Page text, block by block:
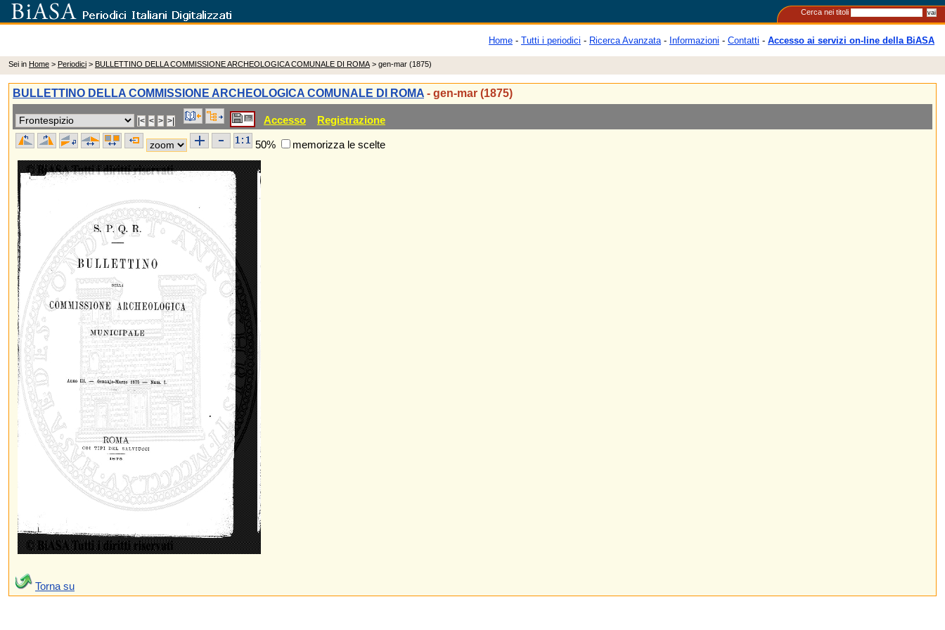
Cerca nei titoli
Home - Tutti i periodici - Ricerca Avanzata- Informazioni - Contatti - Accesso ai servizi on-line della BiASA
Sei in Home > Periodici > BULLETTINO DELLA COMMISSIONE ARCHEOLOGICA COMUNALE DI ROMA > gen-mar (1875)
BULLETTINO DELLA COMMISSIONE ARCHEOLOGICA COMUNALE DI ROMA - gen-mar (1875)
Accesso Registrazione
50% memorizza le scelte
Torna su